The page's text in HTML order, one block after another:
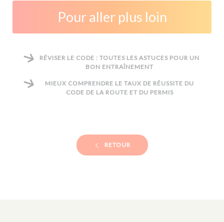
Pour aller plus loin
RÉVISER LE CODE : TOUTES LES ASTUCES POUR UN
BON ENTRAÎNEMENT
MIEUX COMPRENDRE LE TAUX DE RÉUSSITE DU
CODE DE LA ROUTE ET DU PERMIS
RETOUR